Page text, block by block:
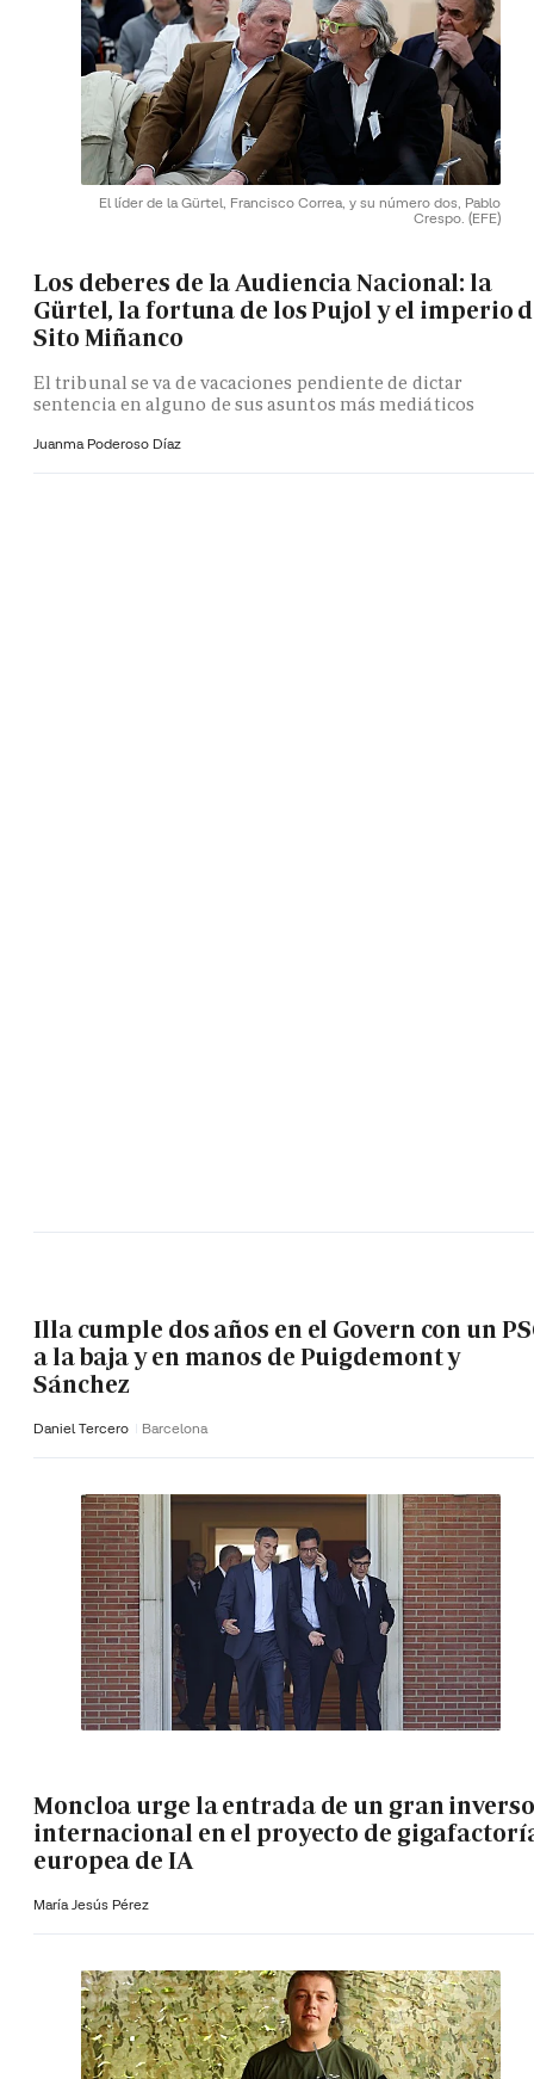
El líder de la Gürtel, Francisco Correa, y su número dos, Pablo
Crespo. (EFE)
Los deberes de la Audiencia Nacional: la
Gürtel, la fortuna de los Pujol y el imperio
Sito Miñanco
El tribunal se va de vacaciones pendiente de dictar
sentencia en alguno de sus asuntos más mediáticos
Juanma Poderoso Díaz
Illa cumple dos años en el Govern con un
a la baja y en manos de Puigdemont y
Sánchez
Daniel Tercero Barcelona
Moncloa urge la entrada de un gran
internacional en el proyecto de
europea de IA
María Jesús Pérez